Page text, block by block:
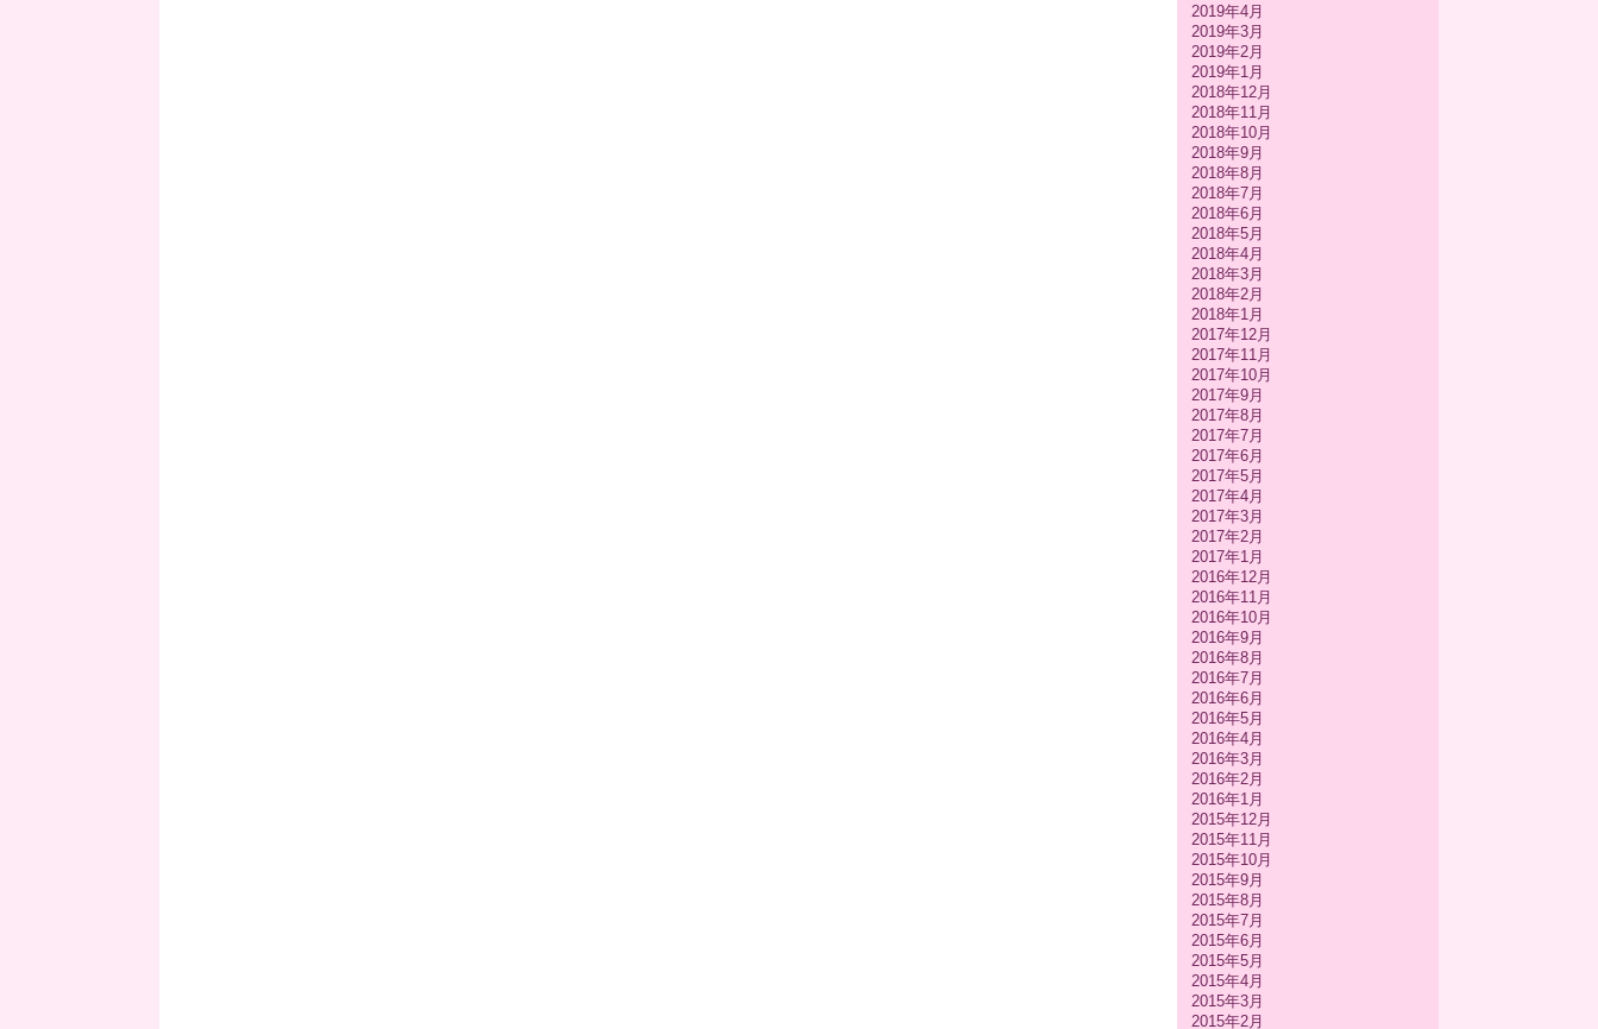
2019年4月
2019年3月
2019年2月
2019年1月
2018年12月
2018年11月
2018年10月
2018年9月
2018年8月
2018年7月
2018年6月
2018年5月
2018年4月
2018年3月
2018年2月
2018年1月
2017年12月
2017年11月
2017年10月
2017年9月
2017年8月
2017年7月
2017年6月
2017年5月
2017年4月
2017年3月
2017年2月
2017年1月
2016年12月
2016年11月
2016年10月
2016年9月
2016年8月
2016年7月
2016年6月
2016年5月
2016年4月
2016年3月
2016年2月
2016年1月
2015年12月
2015年11月
2015年10月
2015年9月
2015年8月
2015年7月
2015年6月
2015年5月
2015年4月
2015年3月
2015年2月